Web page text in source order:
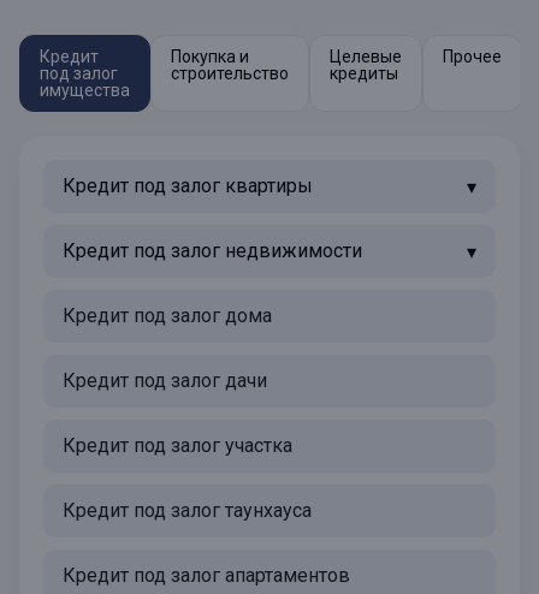
Кредит
под залог
имущества
Покупка и
строительство
Целевые
кредиты
Прочее
Кредит под залог квартиры
Кредит под залог недвижимости
Кредит под залог дома
Кредит под залог дачи
Кредит под залог участка
Кредит под залог таунхауса
Кредит под залог апартаментов